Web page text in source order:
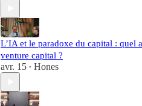
L’IA et le paradoxe du capital : quel
venture capital ?
avr. 15 • Hones